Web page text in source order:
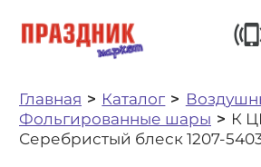
Главная Каталог
Фольгированные шары
К
Серебристый блеск 1207-